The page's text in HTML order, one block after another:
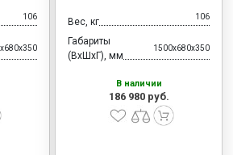
ДОМА
СТОЛОВЫХ
106 Вес, кг 106
Габариты
(ВхШхГ), мм
1500x680x350
В наличии
186 980 руб.